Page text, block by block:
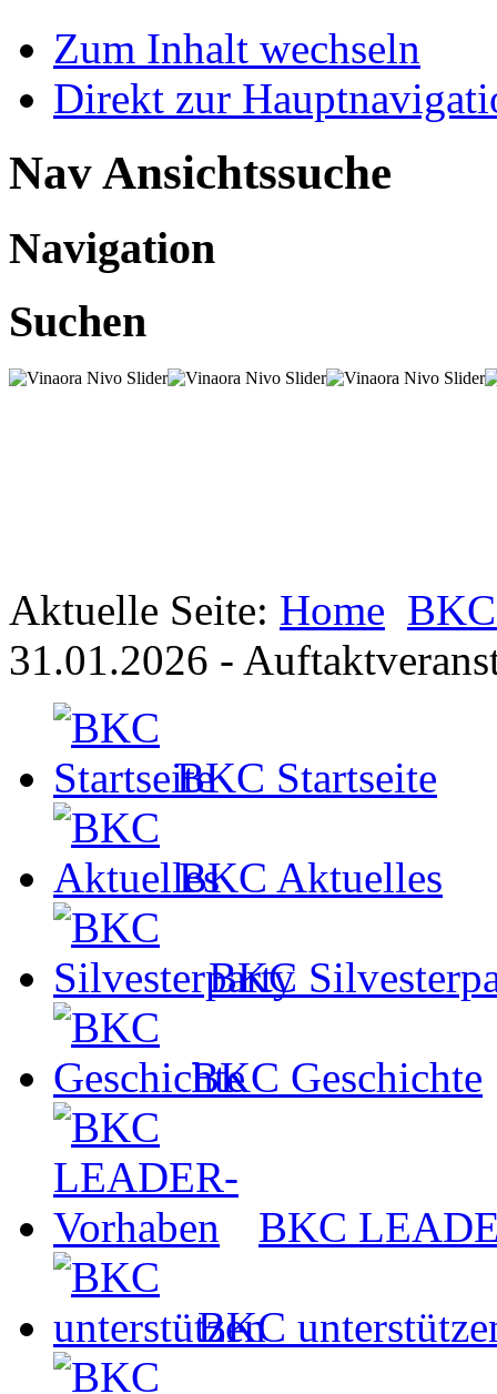
Zum Inhalt wechseln
Direkt zur
Nav Ansichtssuche
Navigation
Suchen
Aktuelle Seite: Home
31.01.2026 -
BKC Startseite
BKC Aktuelles
BKC
BKC Geschichte
BKC
BKC